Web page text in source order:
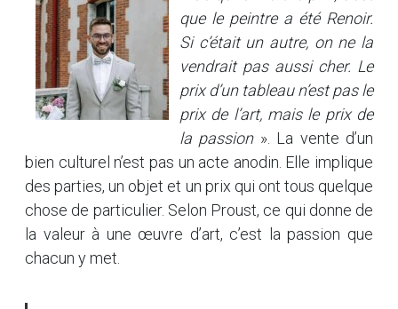
que le peintre a été Renoir.
Si c’était un autre, on ne la
vendrait pas aussi cher. Le
prix d’un tableau n’est pas le
prix de l’art, mais le prix de
la passion». La vente d’un
bien culturel n’est pas un acte anodin. Elle implique
des parties, un objet et un prix qui ont tous quelque
chose de particulier. Selon Proust, ce qui donne de
la valeur à une œuvre d’art, c’est la passion que
chacun y met.